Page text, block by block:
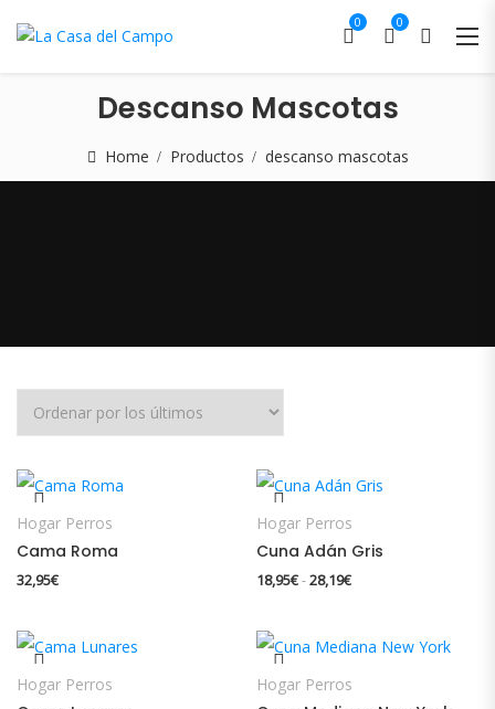
0 0
Descanso Mascotas
Home Productos descanso mascotas
Hogar Perros
Cama Roma
32,95€
Hogar Perros
Cuna Adán Gris
18,95€-28,19€Rango de precios:
Hogar Perros Hogar Perros